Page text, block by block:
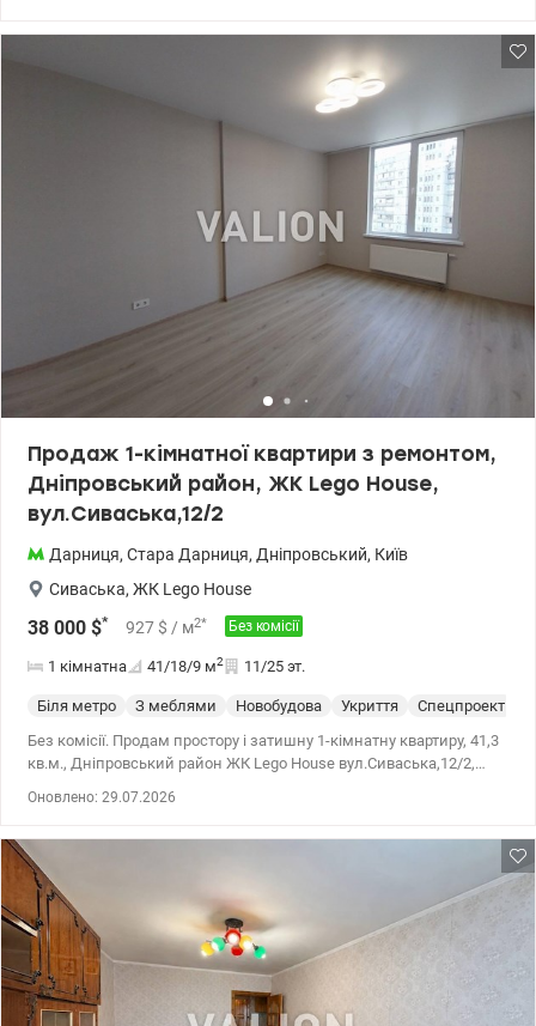
індукційна поверхня та холодильник ▫️ Великий диван із
повноцінним спальним місцем ▫️ Світла окрема спальня з
двоповерховим ліжком ▫️ Окреме робоче місце для комфортної
роботи або навчання ▫️ Окрема гардеробна кімната та велике
дзеркало в коридорі ▫️ Меблі виготовлені під замовлення з
преміальних матеріалів ▫️ Тепла підлога Комплекс із закритою
територією, охороною, відеонаглядом та сучасною
інфраструктурою. Для комфорту мешканців: • місткі паркінги та
гостьові стоянки • укриття та генератори • колясочні зони у
під’їздах На території ЖК — справжнє «місто в місті»: спортивні
локації та фітнес-центр паркові та прогулянкові зони дитячі
майданчики та садочки навчальні заклади аптеки та
супермаркети Метро «Лівобережна» — 10 хвилин До центру —
близько 10 хвилин на авто. Ціна 9000 у.о. моб. 063 734 98 34
Продаж 1-кімнатної квартири з ремонтом,
Дніпровський район, ЖК Lego House,
вул.Сиваська,12/2
Дарниця, Стара Дарниця, Дніпровський, Київ
Сиваська, ЖК Lego House
38 000 $* 927 $ / м2* Без комісії
1 кімнатна 41/18/9 м2 11/25 эт.
Біля метро З меблями Новобудова Укриття Спецпроект
Без комісії. Продам простору і затишну 1-кімнатну квартиру, 41,3
кв.м., Дніпровський район ЖК Lego House вул.Сиваська,12/2,
світла кімната 17,9 кв.м., кухня з виходом на засклену лоджію.
На лоджії деревяна підлога, в кімнаті ламінат, в кухні, санвузлі і
передпокої плитка. Санвузол суміжний - встановлена вся якісна
сантехніка, бойлер. Є можливість встановити автономне
опалення - електрокотел - все підготовано. Квартира в середині
будинку, дуже тепла. Будинок 2019 року - три ліфти, консьєрж,
відеонагляд, автономне опалення - власна котельня. Є
генератор - під час відключень світла працюють ліфти, є вода,
Оновлено: 29.07.2026